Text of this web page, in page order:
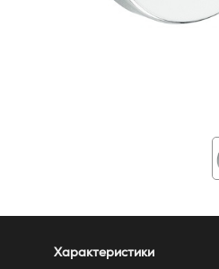
Характеристики